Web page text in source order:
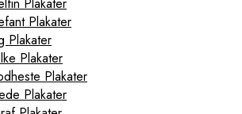
Plakater
Plakater
Plakater
Plakater
Plakater